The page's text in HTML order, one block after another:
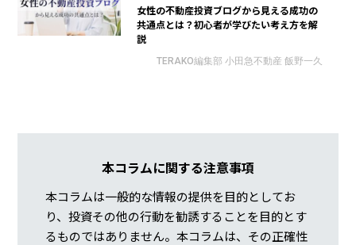
女性の不動産投資ブログから見える成功の
共通点とは？初心者が学びたい考え方を解
説
TERAKO編集部 小田急不動産 飯野一久
本コラムに関する注意事項
本コラムは一般的な情報の提供を目的としてお
り、投資その他の行動を勧誘することを目的とす
るものではありません。本コラムは、その正確性